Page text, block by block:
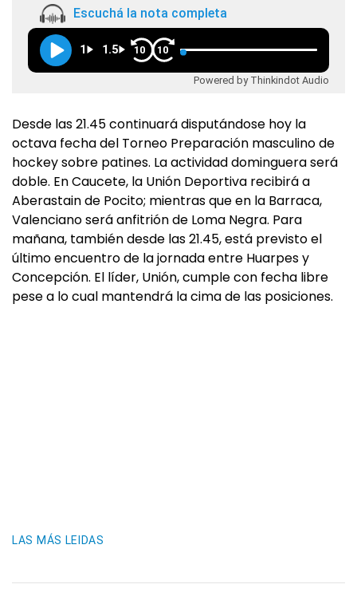
Escuchá la nota completa
1 1.5 10 10
Powered by Thinkindot Audio
Desde las 21.45 continuará disputándose hoy la
octava fecha del Torneo Preparación masculino de
hockey sobre patines. La actividad dominguera será
doble. En Caucete, la Unión Deportiva recibirá a
Aberastain de Pocito; mientras que en la Barraca,
Valenciano será anfitrión de Loma Negra. Para
mañana, también desde las 21.45, está previsto el
último encuentro de la jornada entre Huarpes y
Concepción. El líder, Unión, cumple con fecha libre
pese a lo cual mantendrá la cima de las posiciones.
LAS MÁS LEIDAS